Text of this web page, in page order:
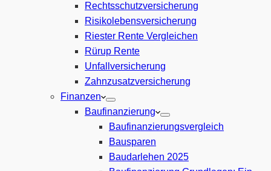
Rechtsschutzversicherung
Risikolebensversicherung
Riester Rente Vergleichen
Rürup Rente
Unfallversicherung
Zahnzusatzversicherung
Finanzen
Baufinanzierung
Baufinanzierungsvergleich
Bausparen
Baudarlehen 2025